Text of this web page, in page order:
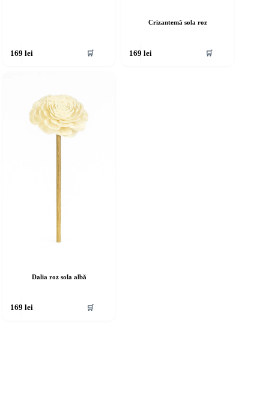
169lei 🛒
Crizantemă sola roz
169lei 🛒
Dalia roz sola albă
169lei 🛒